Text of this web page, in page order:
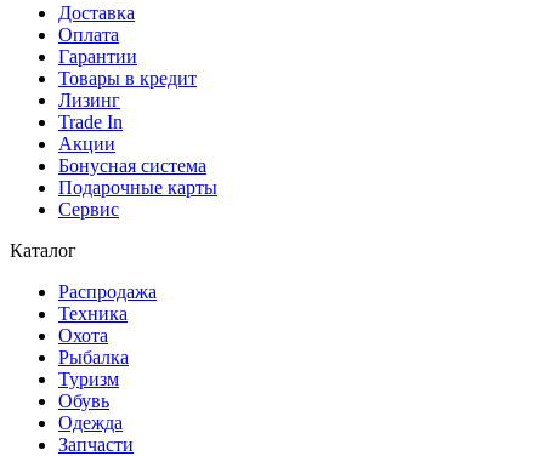
Доставка
Оплата
Гарантии
Товары в кредит
Лизинг
Trade In
Акции
Бонусная система
Подарочные карты
Сервис
Каталог
Распродажа
Техника
Охота
Рыбалка
Туризм
Обувь
Одежда
Запчасти